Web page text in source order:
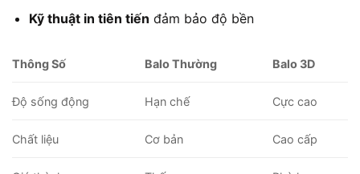
Kỹ thuật in tiên tiến đảm bảo độ bền
Thông Số Balo Thường Balo 3D
Độ sống động Hạn chế Cực cao
Chất liệu Cơ bản Cao cấp